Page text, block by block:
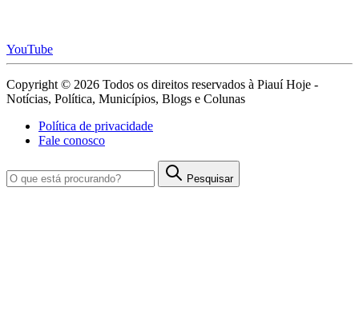
YouTube
Copyright © 2026 Todos os direitos reservados à Piauí Hoje -
Notícias, Política, Municípios, Blogs e Colunas
Política de privacidade
Fale conosco
Pesquisar